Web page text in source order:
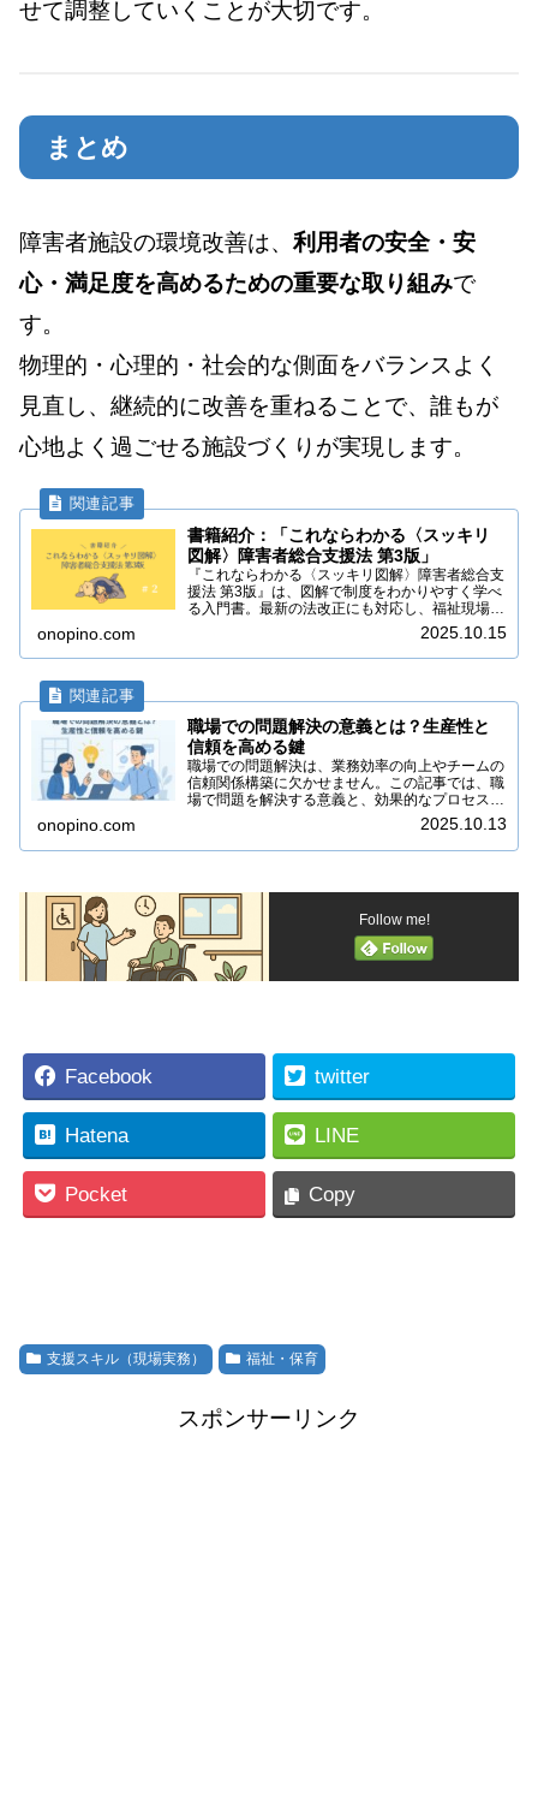
せて調整していくことが大切です。
まとめ
障害者施設の環境改善は、利用者の安全・安
心・満足度を高めるための重要な取り組みで
す。
物理的・心理的・社会的な側面をバランスよく
見直し、継続的に改善を重ねることで、誰もが
心地よく過ごせる施設づくりが実現します。
書籍紹介：「これならわかる〈スッキリ
図解〉障害者総合支援法 第3版」
『これならわかる〈スッキリ図解〉障害者総合支
援法 第3版』は、図解で制度をわかりやすく学べ
る入門書。最新の法改正にも対応し、福祉現場や
onopino.com 2025.10.15
職場での問題解決の意義とは？生産性と
信頼を高める鍵
職場での問題解決は、業務効率の向上やチームの
信頼関係構築に欠かせません。この記事では、職
場で問題を解決する意義と、効果的なプロセスを
onopino.com 2025.10.13
Follow me!
Facebook twitter
Hatena LINE
Pocket Copy
支援スキル（現場実務） 福祉・保育
スポンサーリンク